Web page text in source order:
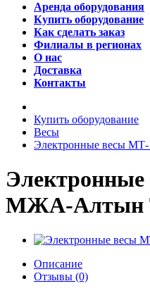
Аренда оборудования
Купить оборудование
Как сделать заказ
Филиалы в регионах
О нас
Доставка
Контакты
Купить оборудование
Весы
Электронные весы
МЖА-Алтын
Описание
Отзывы (0)